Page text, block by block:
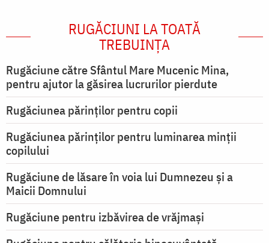
RUGĂCIUNI LA TOATĂ
TREBUINȚA
Rugăciune către Sfântul Mare Mucenic Mina,
pentru ajutor la găsirea lucrurilor pierdute
Rugăciunea părinților pentru copii
Rugăciunea părinților pentru luminarea minţii
copilului
Rugăciune de lăsare în voia lui Dumnezeu şi a
Maicii Domnului
Rugăciune pentru izbăvirea de vrăjmași